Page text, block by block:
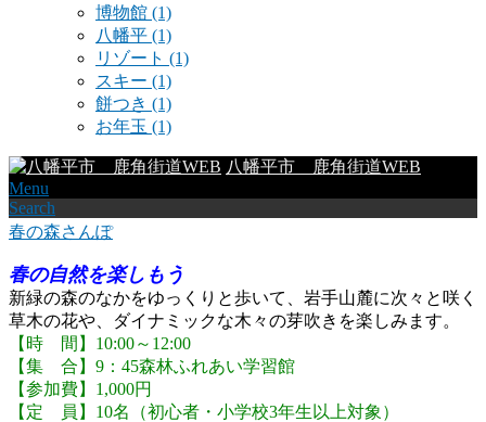
博物館 (1)
八幡平 (1)
リゾート (1)
スキー (1)
餅つき (1)
お年玉 (1)
八幡平市 鹿角街道WEB
Menu
Search
春の森さんぽ
春の自然を楽しもう
新緑の森のなかをゆっくりと歩いて、岩手山麓に次々と咲く
草木の花や、ダイナミックな木々の芽吹きを楽しみます。
【時 間】10:00～12:00
【集 合】9：45森林ふれあい学習館
【参加費】1,000円
【定 員】10名（初心者・小学校3年生以上対象）